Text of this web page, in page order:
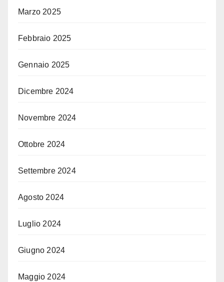
Marzo 2025
Febbraio 2025
Gennaio 2025
Dicembre 2024
Novembre 2024
Ottobre 2024
Settembre 2024
Agosto 2024
Luglio 2024
Giugno 2024
Maggio 2024